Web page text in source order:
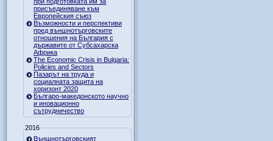
присъединяване към
Европейския съюз
Възможности и перспективи
пред външнотърговските
отношения на България с
държавите от Субсахарска
Африка
The Economic Crisis in Bulgaria:
Policies and Sectors
Пазарът на труда и
социалната защита на
хоризонт 2020
Българо-македонското научно
и иновационно
сътрудничество
2016
Външнотърговският